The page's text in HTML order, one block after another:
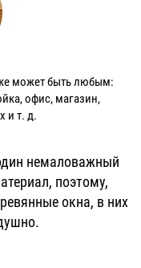
может быть любым:
офис, магазин,
и т. д.
немаловажный
поэтому,
окна, в них